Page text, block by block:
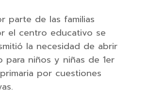
parte de las familias
el centro educativo se
la necesidad de abrir
para niños y niñas de 1er
por cuestiones